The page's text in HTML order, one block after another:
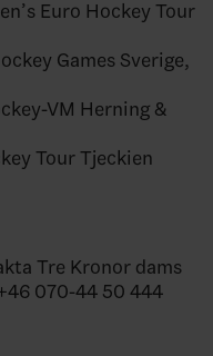
Euro Hockey Tour
Games Sverige,
VM Herning &
Tour Tjeckien
Tre Kronor dams
070-44 50 444